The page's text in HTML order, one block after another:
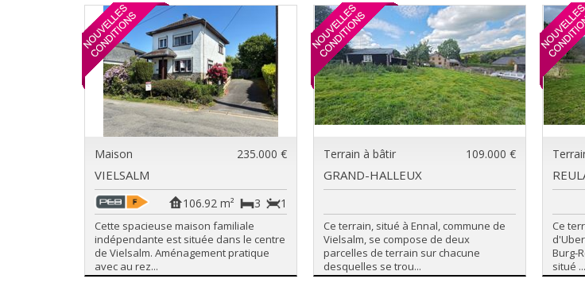
Maison 235.000 €
VIELSALM
1
3
106.92 m²
Cette spacieuse maison familiale
indépendante est située dans le centre
de Vielsalm. Aménagement pratique
avec au rez...
Terrain à bâtir 109.000 €
GRAND-HALLEUX
Ce terrain, situé à Ennal, commune de
Vielsalm, se compose de deux
parcelles de terrain sur chacune
desquelles se trou...
Ce
Burg-
situé ...